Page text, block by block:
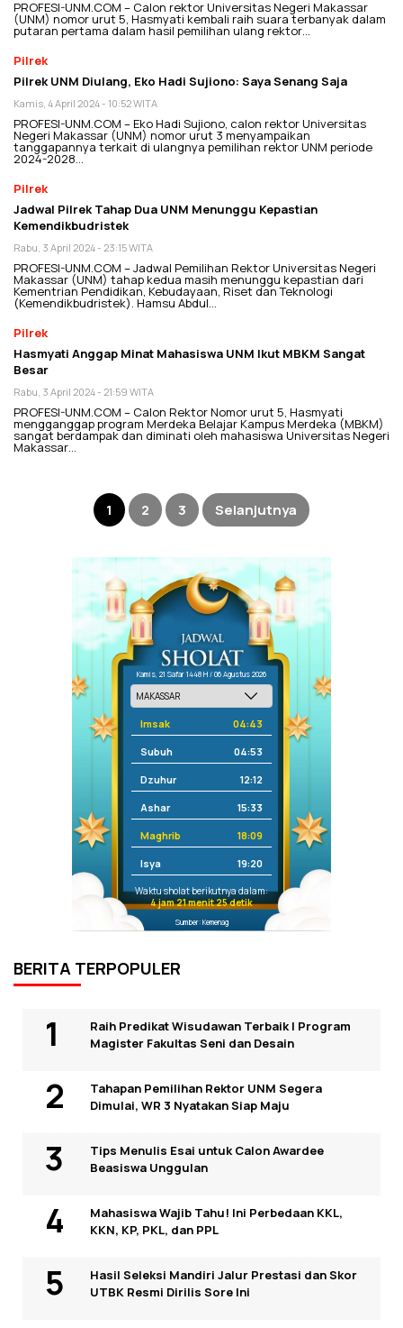
PROFESI-UNM.COM – Calon rektor Universitas Negeri Makassar
(UNM) nomor urut 5, Hasmyati kembali raih suara terbanyak dalam
putaran pertama dalam hasil pemilihan ulang rektor…
Pilrek
Pilrek UNM Diulang, Eko Hadi Sujiono: Saya Senang Saja
Kamis, 4 April 2024 - 10:52 WITA
PROFESI-UNM.COM – Eko Hadi Sujiono, calon rektor Universitas
Negeri Makassar (UNM) nomor urut 3 menyampaikan
tanggapannya terkait di ulangnya pemilihan rektor UNM periode
2024-2028…
Pilrek
Jadwal Pilrek Tahap Dua UNM Menunggu Kepastian
Kemendikbudristek
Rabu, 3 April 2024 - 23:15 WITA
PROFESI-UNM.COM – Jadwal Pemilihan Rektor Universitas Negeri
Makassar (UNM) tahap kedua masih menunggu kepastian dari
Kementrian Pendidikan, Kebudayaan, Riset dan Teknologi
(Kemendikbudristek). Hamsu Abdul…
Pilrek
Hasmyati Anggap Minat Mahasiswa UNM Ikut MBKM Sangat
Besar
Rabu, 3 April 2024 - 21:59 WITA
PROFESI-UNM.COM – Calon Rektor Nomor urut 5, Hasmyati
mengganggap program Merdeka Belajar Kampus Merdeka (MBKM)
sangat berdampak dan diminati oleh mahasiswa Universitas Negeri
Makassar…
Paginasi
1 2 3 Selanjutnya
Kamis, 21 Safar 1448 H / 06 Agustus 2026
Imsak 04:43
Subuh 04:53
Dzuhur 12:12
Ashar 15:33
Maghrib 18:09
Isya 19:20
Waktu sholat berikutnya dalam:
4 jam 21 menit 24 detik
Sumber: Kemenag
BERITA TERPOPULER
Raih Predikat Wisudawan Terbaik I Program
Magister Fakultas Seni dan Desain
Tahapan Pemilihan Rektor UNM Segera
Dimulai, WR 3 Nyatakan Siap Maju
Tips Menulis Esai untuk Calon Awardee
Beasiswa Unggulan
Mahasiswa Wajib Tahu! Ini Perbedaan KKL,
KKN, KP, PKL, dan PPL
Hasil Seleksi Mandiri Jalur Prestasi dan Skor
UTBK Resmi Dirilis Sore Ini